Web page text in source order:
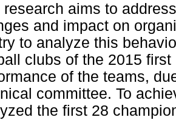
research aims to
and impact on
to analyze this
clubs of the 2015
of the teams,
committee. To
the first 28